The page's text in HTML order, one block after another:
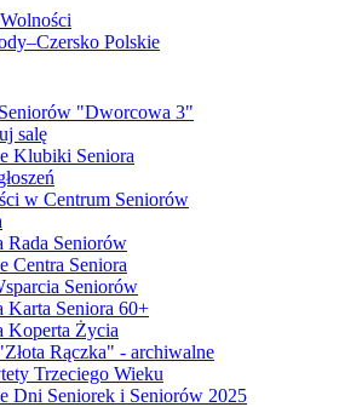
Polskie
"Dworcowa 3"
salę
Klubiki Seniora
w Centrum Seniorów
Rada Seniorów
Centra Seniora
Seniorów
Karta Seniora 60+
Koperta Życia
Rączka" - archiwalne
Trzeciego Wieku
Dni Seniorek i Seniorów 2025